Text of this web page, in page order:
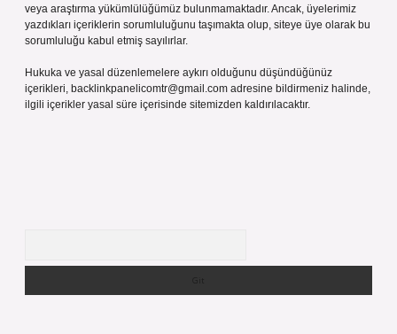
veya araştırma yükümlülüğümüz bulunmamaktadır. Ancak, üyelerimiz
yazdıkları içeriklerin sorumluluğunu taşımakta olup, siteye üye olarak bu
sorumluluğu kabul etmiş sayılırlar.
Hukuka ve yasal düzenlemelere aykırı olduğunu düşündüğünüz
içerikleri, backlinkpanelicomtr@gmail.com adresine bildirmeniz halinde,
ilgili içerikler yasal süre içerisinde sitemizden kaldırılacaktır.